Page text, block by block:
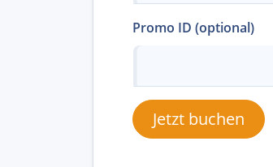
Promo ID (optional)
Jetzt buchen